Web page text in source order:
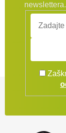
newslettera.